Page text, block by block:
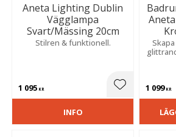
Aneta Lighting Dublin
Vägglampa
Svart/Mässing 20cm
Stilren & funktionell.
1 095 KR Lägg till i
INFO
1 099KR